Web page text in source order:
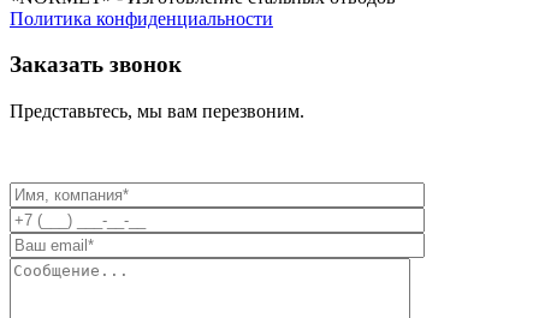
Политика конфиденциальности
Заказать звонок
Представьтесь, мы вам перезвоним.